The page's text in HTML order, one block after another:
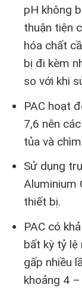
pH không
thuận tiện
hóa chất
bị đi kèm
so với khi
PAC hoạt
7,6 nên
tủa và
Sử dụng
Aluminium
thiết bị.
PAC có
bất kỳ tỷ lệ
gấp nhiều
khoảng 4